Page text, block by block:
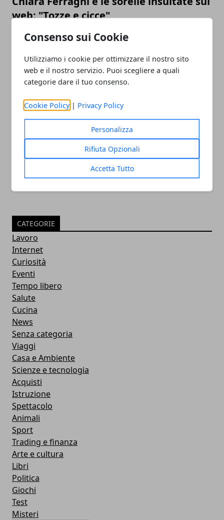
Consenso sui Cookie
Utilizziamo i cookie per ottimizzare il nostro sito
web e il nostro servizio. Puoi scegliere a quali
categorie dare il tuo consenso.
Cookie Policy | Privacy Policy
Personalizza
Rifiuta Opzionali
Accetta Tutto
web: "Tozze e cicce"
La prima delusione d'amore di Carlo
Verdone: "La mia fidanzata si fece
CATEGORIE
Lavoro
Internet
Curiosità
Eventi
Tempo libero
Salute
Cucina
News
Senza categoria
Viaggi
Casa e Ambiente
Scienze e tecnologia
Acquisti
Istruzione
Spettacolo
Animali
Sport
Trading e finanza
Arte e cultura
Libri
Politica
Giochi
Test
Misteri